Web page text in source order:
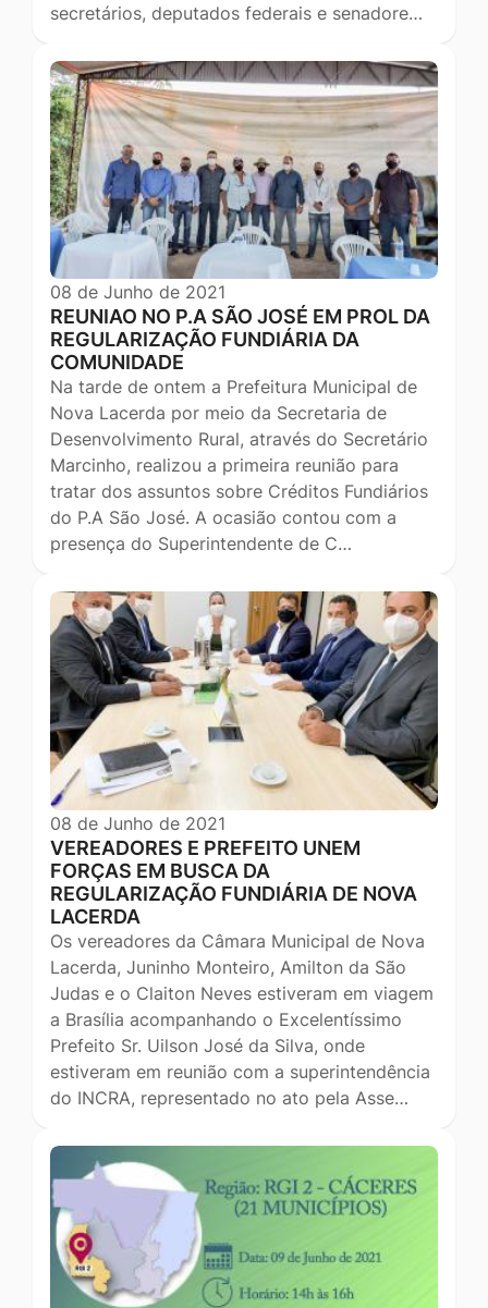
secretários, deputados federais e senadore…
08 de Junho de 2021
REUNIAO NO P.A SÃO JOSÉ EM PROL DA
REGULARIZAÇÃO FUNDIÁRIA DA
COMUNIDADE
Na tarde de ontem a Prefeitura Municipal de
Nova Lacerda por meio da Secretaria de
Desenvolvimento Rural, através do Secretário
Marcinho, realizou a primeira reunião para
tratar dos assuntos sobre Créditos Fundiários
do P.A São José. A ocasião contou com a
presença do Superintendente de C…
08 de Junho de 2021
VEREADORES E PREFEITO UNEM
FORÇAS EM BUSCA DA
REGULARIZAÇÃO FUNDIÁRIA DE NOVA
LACERDA
Os vereadores da Câmara Municipal de Nova
Lacerda, Juninho Monteiro, Amilton da São
Judas e o Claiton Neves estiveram em viagem
a Brasília acompanhando o Excelentíssimo
Prefeito Sr. Uilson José da Silva, onde
estiveram em reunião com a superintendência
do INCRA, representado no ato pela Asse…